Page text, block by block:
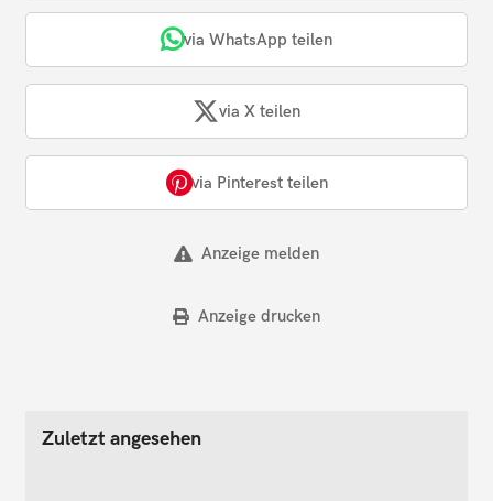
via WhatsApp teilen
via X teilen
via Pinterest teilen
Anzeige melden
Anzeige drucken
Zuletzt angesehen